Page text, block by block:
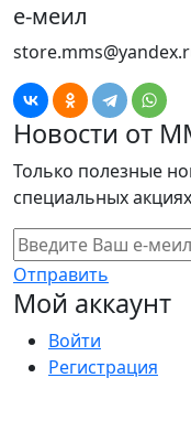
е-меил
Новости от
Только полезные
специальных акциях
Отправить
Мой аккаунт
Войти
Регистрация